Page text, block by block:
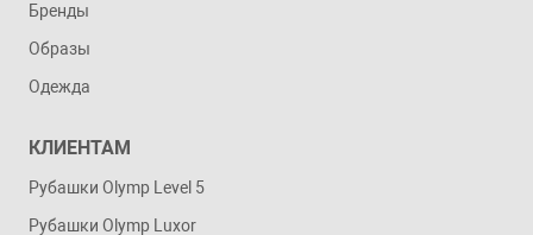
Бренды
Образы
Одежда
КЛИЕНТАМ
Рубашки Olymp Level 5
Рубашки Olymp Luxor